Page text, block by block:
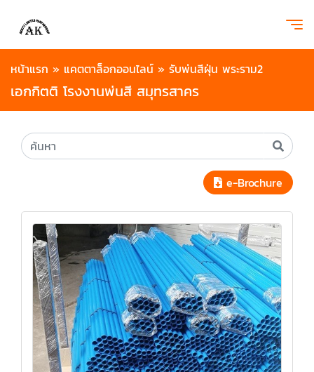
หน้าแรก » แคตตาล็อกออนไลน์ » รับพ่นสีฝุ่น พระราม2
เอกกิตติ โรงงานพ่นสี สมุทรสาคร
e-Brochure